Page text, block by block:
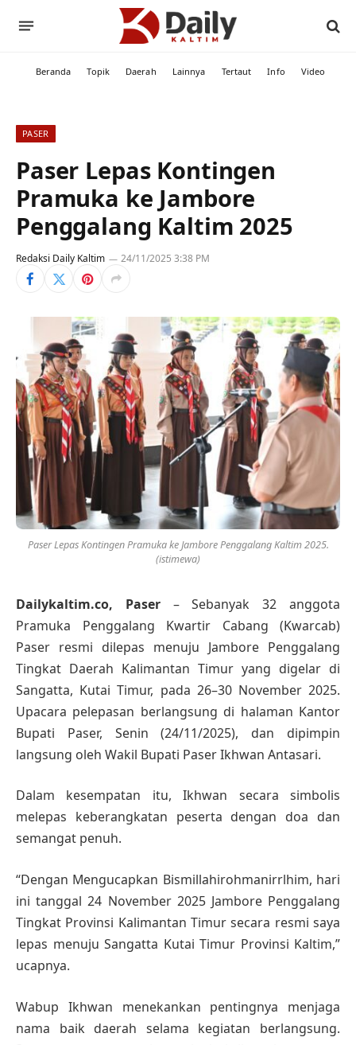
Beranda Topik Daerah Lainnya Tertaut Info Video
PASER
Paser Lepas Kontingen
Pramuka ke Jambore
Penggalang Kaltim 2025
Redaksi Daily Kaltim 24/11/2025 3:38 PM
Paser Lepas Kontingen Pramuka ke Jambore Penggalang Kaltim 2025.
(istimewa)
Dailykaltim.co, Paser– Sebanyak 32 anggota
Pramuka Penggalang Kwartir Cabang (Kwarcab)
Paser resmi dilepas menuju Jambore Penggalang
Tingkat Daerah Kalimantan Timur yang digelar di
Sangatta, Kutai Timur, pada 26–30 November 2025.
Upacara pelepasan berlangsung di halaman Kantor
Bupati Paser, Senin (24/11/2025), dan dipimpin
langsung oleh Wakil Bupati Paser Ikhwan Antasari.
Dalam kesempatan itu, Ikhwan secara simbolis
melepas keberangkatan peserta dengan doa dan
semangat penuh.
“Dengan Mengucapkan Bismillahirohmanirrlhim, hari
ini tanggal 24 November 2025 Jambore Penggalang
Tingkat Provinsi Kalimantan Timur secara resmi saya
lepas menuju Sangatta Kutai Timur Provinsi Kaltim,”
ucapnya.
Wabup Ikhwan menekankan pentingnya menjaga
nama baik daerah selama kegiatan berlangsung.